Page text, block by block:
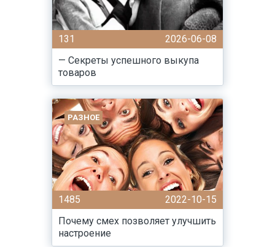
131
2026-06-08
— Секреты успешного выкупа
товаров
РАЗНОЕ
1485
2022-10-15
Почему смех позволяет улучшить
настроение